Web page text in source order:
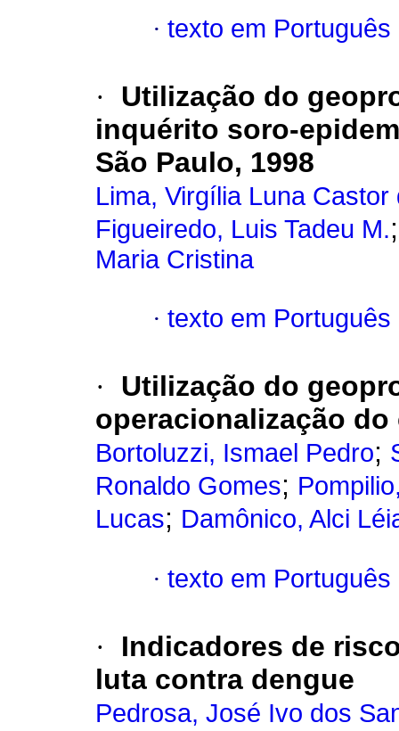
· texto em Português
·
Utilização do
inquérito soro-
São Paulo, 1998
Lima, Virgília Luna Castor
Figueiredo, Luis Tadeu M.
Maria Cristina
· texto em Português
·
Utilização do
operacionalização
Bortoluzzi, Ismael Pedro;
Ronaldo Gomes;
Lucas; Damônico, Alci
· texto em Português
·
Indicadores de
luta contra dengue
Pedrosa, José Ivo dos